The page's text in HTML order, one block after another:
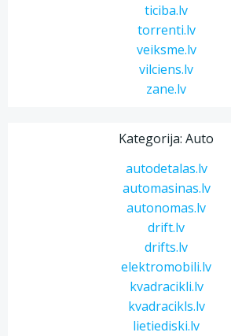
ticiba.lv
torrenti.lv
veiksme.lv
vilciens.lv
zane.lv
Kategorija: Auto
autodetalas.lv
automasinas.lv
autonomas.lv
drift.lv
drifts.lv
elektromobili.lv
kvadracikli.lv
kvadracikls.lv
lietiediski.lv